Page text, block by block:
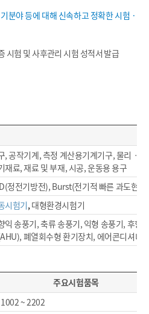
분야 등에 대해 신속하고 정확한 시험 ·
시험 및 사후관리 시험 성적서 발급
, 공작기계, 측정 계산용기계기구, 물리ㆍ
재료, 재료 및 부재, 시공, 운동용 용구
정전기방전), Burst(전기적 빠른 과도현
시험기, 대형환경시험기
익 송풍기, 축류 송풍기, 익형 송풍기, 후향
폐열회수형 환기장치, 에어콘디셔너,
주요시험품목
~ 2202